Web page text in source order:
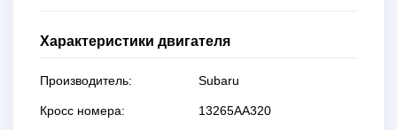
Характеристики двигателя
Производитель: Subaru
Кросс номера: 13265AA320